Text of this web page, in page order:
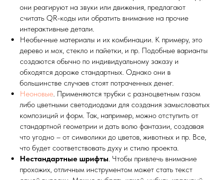
они реагируют на звуки или движения, предлагают
считать QR-коды или обратить внимание на прочие
интерактивные детали.
Необычные материалы и их комбинации. К примеру, это
дерево и мох, стекло и пайетки, и пр. Подобные варианты
создаются обычно по индивидуальному заказу и
обходятся дороже стандартных. Однако они в
большинстве случаев стоят потраченных денег.
Неоновые. Применяются трубки с разноцветным газом
либо цветными светодиодами для создания замысловатых
композиций и форм. Так, например, можно отступить от
стандартной геометрии и дать волю фантазии, создавая
что угодно – от символики до цветов, животных и пр. Все,
что будет соответствовать духу и стилю проекта.
Нестандартные шрифты. Чтобы привлечь внимание
прохожих, отличным инструментом может стать текст